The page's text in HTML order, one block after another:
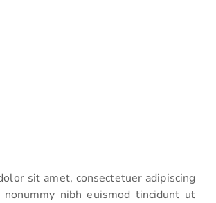
sit amet, consectetuer adipiscing
nibh euismod tincidunt ut